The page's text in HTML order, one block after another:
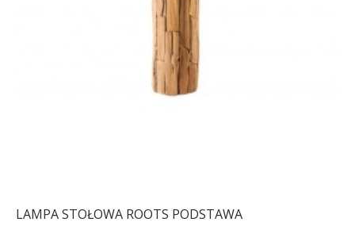
LAMPA STOŁOWA ROOTS PODSTAWA